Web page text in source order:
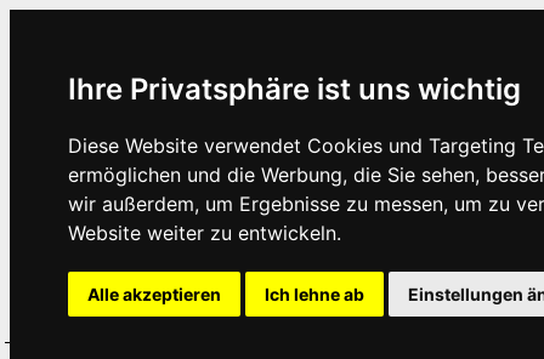
Ihre Privatsphäre ist uns wichtig
Diese Website verwendet Cookies und Targeting
ermöglichen und die Werbung, die Sie sehen,
wir außerdem, um Ergebnisse zu messen, um zu
Website weiter zu entwickeln.
Alle akzeptieren Ich lehne ab Einstellungen